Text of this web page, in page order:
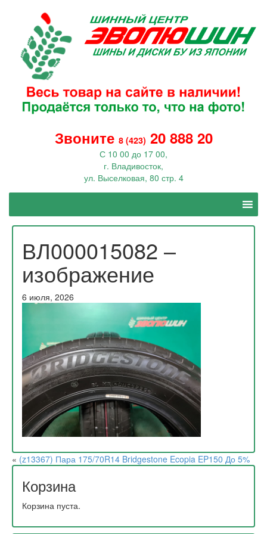
Звоните 8 (423) 20 888 20
С 10 00 до 17 00,
г. Владивосток,
ул. Выселковая, 80 стр. 4
ВЛ000015082 –
изображение
6 июля, 2026
« (z13367) Пара 175/70R14 Bridgestone Ecopia EP150 До 5%
Корзина
Корзина пуста.